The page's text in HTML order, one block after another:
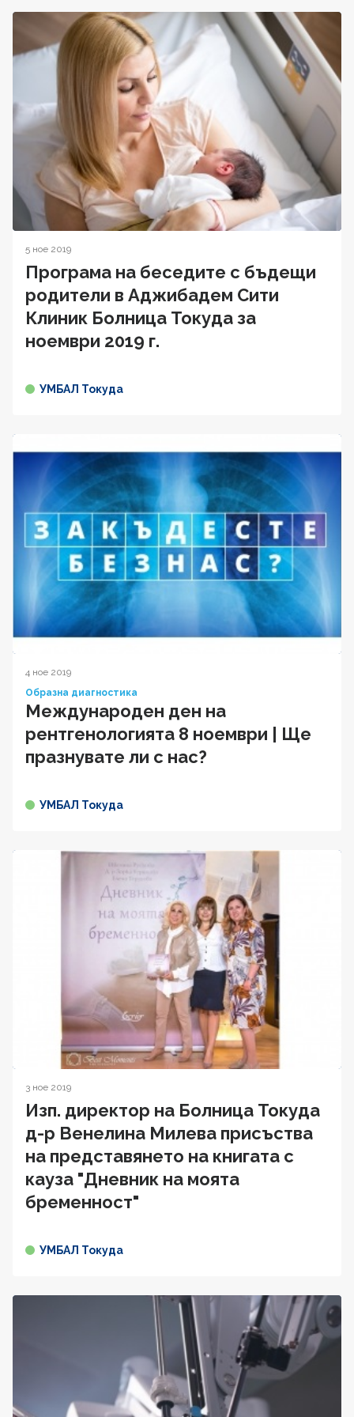
5 ное 2019
Програма на беседите с бъдещи
родители в Аджибадем Сити
Клиник Болница Токуда за
ноември 2019 г.
УМБАЛ Токуда
4 ное 2019
Образна диагностика
Международен ден на
рентгенологията 8 ноември | Ще
празнувате ли с нас?
УМБАЛ Токуда
3 ное 2019
Изп. директор на Болница Токуда
д-р Венелина Милева присъства
на представянето на книгата с
кауза "Дневник на моята
бременност"
УМБАЛ Токуда